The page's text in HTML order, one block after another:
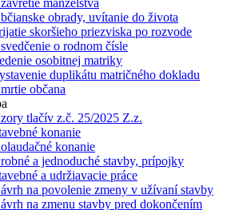
manželstva
obrady, uvítanie do života
skoršieho priezviska po rozvode
o rodnom čísle
osobitnej matriky
duplikátu matričného dokladu
občana
tlačív z.č. 25/2025 Z.z.
konanie
konanie
a jednoduché stavby, prípojky
a udržiavacie práce
na povolenie zmeny v užívaní stavby
na zmenu stavby pred dokončením